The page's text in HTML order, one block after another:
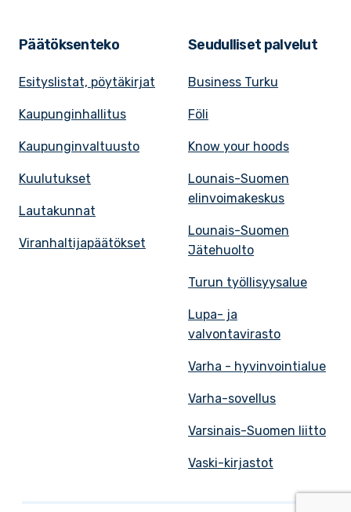
Päätöksenteko
Esityslistat, pöytäkirjat
Kaupunginhallitus
Kaupunginvaltuusto
Kuulutukset
Lautakunnat
Viranhaltijapäätökset
Seudulliset palvelut
Business Turku
Föli
Know your hoods
Lounais-Suomen
elinvoimakeskus
Lounais-Suomen
Jätehuolto
Turun työllisyysalue
Lupa- ja
valvontavirasto
Varha - hyvinvointialue
Varha-sovellus
Varsinais-Suomen liitto
Vaski-kirjastot